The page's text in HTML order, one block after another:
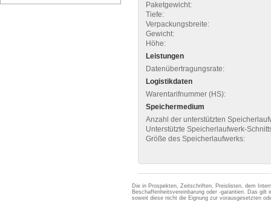
Paketgewicht:
Tiefe:
Verpackungsbreite:
Gewicht:
Höhe:
Leistungen
Datenübertragungsrate:
Logistikdaten
Warentarifnummer (HS):
Speichermedium
Anzahl der unterstützten
Unterstützte Speicherlaufwerk-
Größe des Speicherlaufwerks:
Die in Prospekten, Zeitschriften, Preislisten, dem
Beschaffenheitsvereinbarung oder -garantien. Das
soweit diese nicht die Eignung zur vorausgesetzten